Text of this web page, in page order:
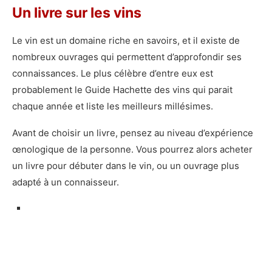
Un livre sur les vins
Le vin est un domaine riche en savoirs, et il existe de
nombreux ouvrages qui permettent d’approfondir ses
connaissances. Le plus célèbre d’entre eux est
probablement le Guide Hachette des vins qui parait
chaque année et liste les meilleurs millésimes.
Avant de choisir un livre, pensez au niveau d’expérience
œnologique de la personne. Vous pourrez alors acheter
un livre pour débuter dans le vin, ou un ouvrage plus
adapté à un connaisseur.